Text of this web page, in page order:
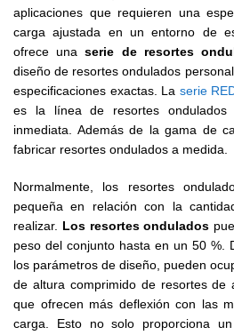
aplicaciones que requieren una
carga ajustada en un entorno de
ofrece unaserie de resortes
diseño de resortes ondulados
especificaciones exactas. La serie
es la línea de resortes ondulados
inmediata. Además de la gama de
fabricar resortes ondulados a medida.
Normalmente, los resortes
pequeña en relación con la
realizar. Los resortes ondulados
peso del conjunto hasta en un 50 %.
los parámetros de diseño, pueden
de altura comprimido de resortes de
que ofrecen más deflexión con las
carga. Esto no solo proporciona